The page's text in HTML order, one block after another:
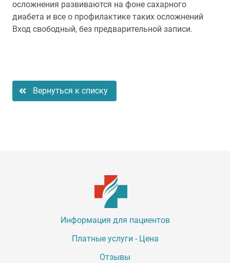
осложнения развиваются на фоне сахарного
диабета и все о профилактике таких осложнений
Вход свободный, без предварительной записи.
Вернуться к списку
Информация для пациентов
Платные услуги - Цена
Отзывы